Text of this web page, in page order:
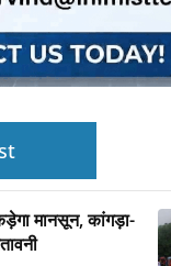
मानसून, कांगड़ा-